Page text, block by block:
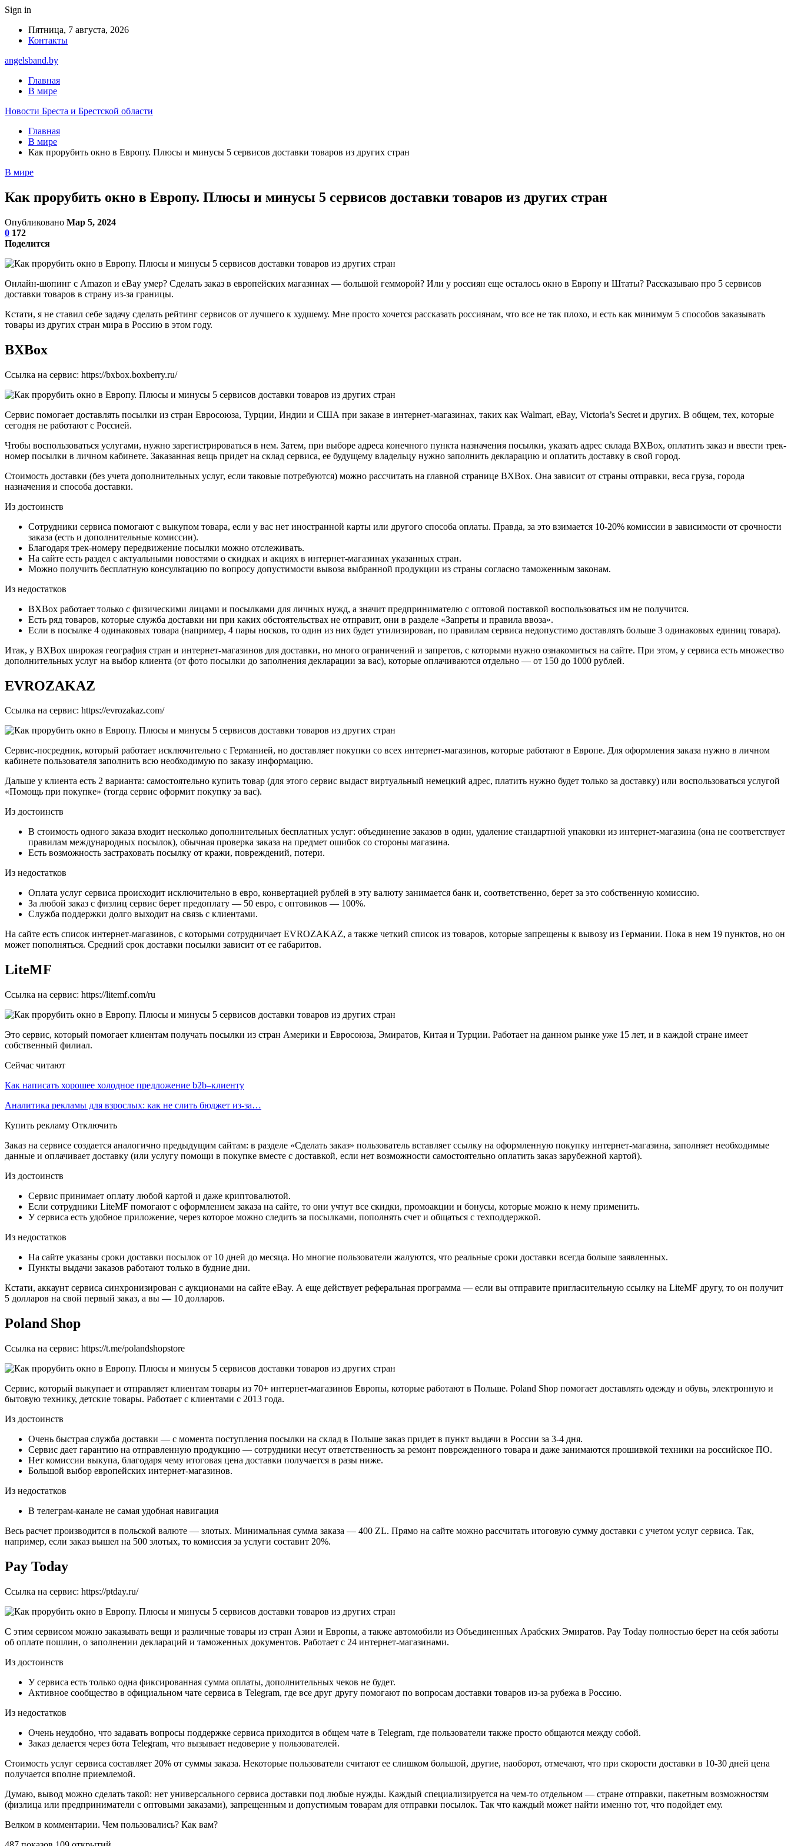
Sign in
Пятница, 7 августа, 2026
Контакты
angelsband.by
Главная
В мире
Новости Бреста и Брестской области
Главная
В мире
Как прорубить окно в Европу. Плюсы и минусы 5 сервисов доставки товаров из других стран
В мире
Как прорубить окно в Европу. Плюсы и минусы 5 сервисов доставки товаров из других стран
Опубликовано Мар 5, 2024
0 172
Поделится
Онлайн-шопинг с Amazon и eBay умер? Сделать заказ в европейских магазинах — большой гемморой? Или у россиян еще осталось окно в Европу и Штаты? Рассказываю про 5 сервисов
доставки товаров в страну из-за границы.
Кстати, я не ставил себе задачу сделать рейтинг сервисов от лучшего к худшему. Мне просто хочется рассказать россиянам, что все не так плохо, и есть как минимум 5 способов заказывать
товары из других стран мира в Россию в этом году.
BXBox
Ссылка на сервис: https://bxbox.boxberry.ru/
Сервис помогает доставлять посылки из стран Евросоюза, Турции, Индии и США при заказе в интернет-магазинах, таких как Walmart, eBay, Victoria’s Secret и других. В общем, тех, которые
сегодня не работают с Россией.
Чтобы воспользоваться услугами, нужно зарегистрироваться в нем. Затем, при выборе адреса конечного пункта назначения посылки, указать адрес склада BXBox, оплатить заказ и ввести трек-
номер посылки в личном кабинете. Заказанная вещь придет на склад сервиса, ее будущему владельцу нужно заполнить декларацию и оплатить доставку в свой город.
Стоимость доставки (без учета дополнительных услуг, если таковые потребуются) можно рассчитать на главной странице BXBox. Она зависит от страны отправки, веса груза, города
назначения и способа доставки.
Из достоинств
Сотрудники сервиса помогают с выкупом товара, если у вас нет иностранной карты или другого способа оплаты. Правда, за это взимается 10-20% комиссии в зависимости от срочности
заказа (есть и дополнительные комиссии).
Благодаря трек-номеру передвижение посылки можно отслеживать.
На сайте есть раздел с актуальными новостями о скидках и акциях в интернет-магазинах указанных стран.
Можно получить бесплатную консультацию по вопросу допустимости вывоза выбранной продукции из страны согласно таможенным законам.
Из недостатков
BXBox работает только с физическими лицами и посылками для личных нужд, а значит предпринимателю с оптовой поставкой воспользоваться им не получится.
Есть ряд товаров, которые служба доставки ни при каких обстоятельствах не отправит, они в разделе «Запреты и правила ввоза».
Если в посылке 4 одинаковых товара (например, 4 пары носков, то один из них будет утилизирован, по правилам сервиса недопустимо доставлять больше 3 одинаковых единиц товара).
Итак, у BXBox широкая география стран и интернет-магазинов для доставки, но много ограничений и запретов, с которыми нужно ознакомиться на сайте. При этом, у сервиса есть множество
дополнительных услуг на выбор клиента (от фото посылки до заполнения декларации за вас), которые оплачиваются отдельно ― от 150 до 1000 рублей.
EVROZAKAZ
Ссылка на сервис: https://evrozakaz.com/
Сервис-посредник, который работает исключительно с Германией, но доставляет покупки со всех интернет-магазинов, которые работают в Европе. Для оформления заказа нужно в личном
кабинете пользователя заполнить всю необходимую по заказу информацию.
Дальше у клиента есть 2 варианта: самостоятельно купить товар (для этого сервис выдаст виртуальный немецкий адрес, платить нужно будет только за доставку) или воспользоваться услугой
«Помощь при покупке» (тогда сервис оформит покупку за вас).
Из достоинств
В стоимость одного заказа входит несколько дополнительных бесплатных услуг: объединение заказов в один, удаление стандартной упаковки из интернет-магазина (она не соответствует
правилам международных посылок), обычная проверка заказа на предмет ошибок со стороны магазина.
Есть возможность застраховать посылку от кражи, повреждений, потери.
Из недостатков
Оплата услуг сервиса происходит исключительно в евро, конвертацией рублей в эту валюту занимается банк и, соответственно, берет за это собственную комиссию.
За любой заказ с физлиц сервис берет предоплату ― 50 евро, с оптовиков ― 100%.
Служба поддержки долго выходит на связь с клиентами.
На сайте есть список интернет-магазинов, с которыми сотрудничает EVROZAKAZ, а также четкий список из товаров, которые запрещены к вывозу из Германии. Пока в нем 19 пунктов, но он
может пополняться. Средний срок доставки посылки зависит от ее габаритов.
LiteMF
Ссылка на сервис: https://litemf.com/ru
Это сервис, который помогает клиентам получать посылки из стран Америки и Евросоюза, Эмиратов, Китая и Турции. Работает на данном рынке уже 15 лет, и в каждой стране имеет
собственный филиал.
Сейчас читают
Как написать хорошее холодное предложение b2b–клиенту
Аналитика рекламы для взрослых: как не слить бюджет из-за…
Купить рекламу Отключить
Заказ на сервисе создается аналогично предыдущим сайтам: в разделе «Сделать заказ» пользователь вставляет ссылку на оформленную покупку интернет-магазина, заполняет необходимые
данные и оплачивает доставку (или услугу помощи в покупке вместе с доставкой, если нет возможности самостоятельно оплатить заказ зарубежной картой).
Из достоинств
Сервис принимает оплату любой картой и даже криптовалютой.
Если сотрудники LiteMF помогают с оформлением заказа на сайте, то они учтут все скидки, промоакции и бонусы, которые можно к нему применить.
У сервиса есть удобное приложение, через которое можно следить за посылками, пополнять счет и общаться с техподдержкой.
Из недостатков
На сайте указаны сроки доставки посылок от 10 дней до месяца. Но многие пользователи жалуются, что реальные сроки доставки всегда больше заявленных.
Пункты выдачи заказов работают только в будние дни.
Кстати, аккаунт сервиса синхронизирован с аукционами на сайте eBay. А еще действует реферальная программа ― если вы отправите пригласительную ссылку на LiteMF другу, то он получит
5 долларов на свой первый заказ, а вы ― 10 долларов.
Poland Shop
Ссылка на сервис: https://t.me/polandshopstore
Сервис, который выкупает и отправляет клиентам товары из 70+ интернет-магазинов Европы, которые работают в Польше. Poland Shop помогает доставлять одежду и обувь, электронную и
бытовую технику, детские товары. Работает с клиентами с 2013 года.
Из достоинств
Очень быстрая служба доставки ― с момента поступления посылки на склад в Польше заказ придет в пункт выдачи в России за 3-4 дня.
Сервис дает гарантию на отправленную продукцию ― сотрудники несут ответственность за ремонт поврежденного товара и даже занимаются прошивкой техники на российское ПО.
Нет комиссии выкупа, благодаря чему итоговая цена доставки получается в разы ниже.
Большой выбор европейских интернет-магазинов.
Из недостатков
В телеграм-канале не самая удобная навигация
Весь расчет производится в польской валюте ― злотых. Минимальная сумма заказа ― 400 ZL. Прямо на сайте можно рассчитать итоговую сумму доставки с учетом услуг сервиса. Так,
например, если заказ вышел на 500 злотых, то комиссия за услуги составит 20%.
Pay Today
Ссылка на сервис: https://ptday.ru/
С этим сервисом можно заказывать вещи и различные товары из стран Азии и Европы, а также автомобили из Объединенных Арабских Эмиратов. Pay Today полностью берет на себя заботы
об оплате пошлин, о заполнении деклараций и таможенных документов. Работает с 24 интернет-магазинами.
Из достоинств
У сервиса есть только одна фиксированная сумма оплаты, дополнительных чеков не будет.
Активное сообщество в официальном чате сервиса в Telegram, где все друг другу помогают по вопросам доставки товаров из-за рубежа в Россию.
Из недостатков
Очень неудобно, что задавать вопросы поддержке сервиса приходится в общем чате в Telegram, где пользователи также просто общаются между собой.
Заказ делается через бота Telegram, что вызывает недоверие у пользователей.
Стоимость услуг сервиса составляет 20% от суммы заказа. Некоторые пользователи считают ее слишком большой, другие, наоборот, отмечают, что при скорости доставки в 10-30 дней цена
получается вполне приемлемой.
Думаю, вывод можно сделать такой: нет универсального сервиса доставки под любые нужды. Каждый специализируется на чем-то отдельном ― стране отправки, пакетным возможностям
(физлица или предприниматели с оптовыми заказами), запрещенным и допустимым товарам для отправки посылок. Так что каждый может найти именно тот, что подойдет ему.
Велком в комментарии. Чем пользовались? Как вам?